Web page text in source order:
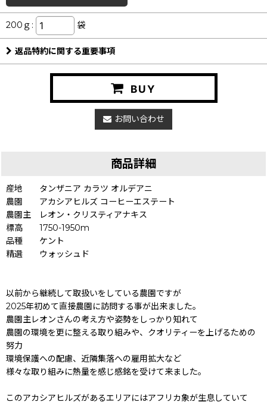
200ｇ : 袋
返品特約に関する重要事項
BUY
お問い合わせ
商品詳細
産地 タンザニア カラツ オルデアニ
農園 アカシアヒルズ コーヒーエステート
農園主 レオン・クリスティアナキス
標高 1750-1950m
品種 ケント
精選 ウォッシュド
以前から継続して取扱いをしている農園ですが
2025年初めて直接農園に訪問する事が出来ました。
農園主レオンさんの考え方や姿勢をしっかり知れて
農園の環境を更に整える取り組みや、クオリティーを上げるための
努力
環境保護への配慮、近隣集落への雇用拡大など
様々な取り組みに熱量を感じ感銘を受けて来ました。
このアカシアヒルズがあるエリアにはアフリカ象が生息していて